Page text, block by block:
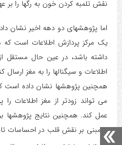
نقش تلمبه کردن خون به رگ­ها را بر
اما پژوهش­های دو دهه اخیر نشان
یک مرکز پردازش اطلاعات است که
داشته باشد، در عین حال مستقل
اطلاعات و سیگنال­ها را به مغز
همچنین پژوهش­ها نشان داده است
می تواند زودتر از مغز اطلاعات
عمل کند. همچنین نتایج پژوهش­ها
را مبنی بر نقش قلب در احساسات